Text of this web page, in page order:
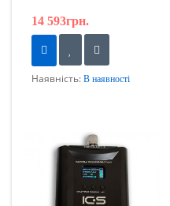
14 593грн.
Наявність: В наявності